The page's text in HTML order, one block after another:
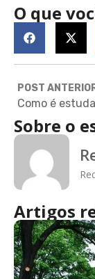
O que
POST
Sobre o
Artigos